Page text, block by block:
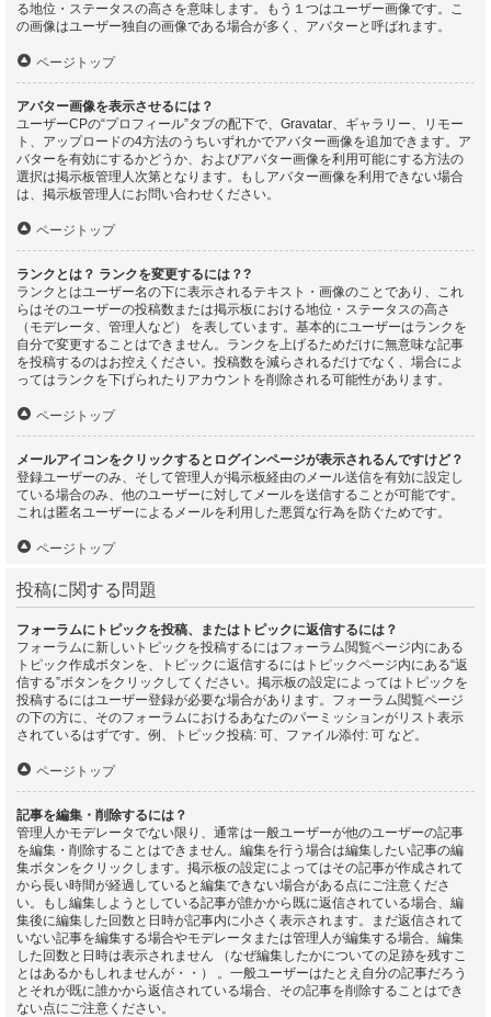
る地位・ステータスの高さを意味します。もう１つはユーザー画像です。こ
の画像はユーザー独自の画像である場合が多く、アバターと呼ばれます。
ページトップ
アバター画像を表示させるには？
ユーザーCPの“プロフィール”タブの配下で、Gravatar、ギャラリー、リモー
ト、アップロードの4方法のうちいずれかでアバター画像を追加できます。ア
バターを有効にするかどうか、およびアバター画像を利用可能にする方法の
選択は掲示板管理人次第となります。もしアバター画像を利用できない場合
は、掲示板管理人にお問い合わせください。
ページトップ
ランクとは？ ランクを変更するには？?
ランクとはユーザー名の下に表示されるテキスト・画像のことであり、これ
らはそのユーザーの投稿数または掲示板における地位・ステータスの高さ
（モデレータ、管理人など） を表しています。基本的にユーザーはランクを
自分で変更することはできません。ランクを上げるためだけに無意味な記事
を投稿するのはお控えください。投稿数を減らされるだけでなく、場合によ
ってはランクを下げられたりアカウントを削除される可能性があります。
ページトップ
メールアイコンをクリックするとログインページが表示されるんですけど？
登録ユーザーのみ、そして管理人が掲示板経由のメール送信を有効に設定し
ている場合のみ、他のユーザーに対してメールを送信することが可能です。
これは匿名ユーザーによるメールを利用した悪質な行為を防ぐためです。
ページトップ
投稿に関する問題
フォーラムにトピックを投稿、またはトピックに返信するには？
フォーラムに新しいトピックを投稿するにはフォーラム閲覧ページ内にある
トピック作成ボタンを、トピックに返信するにはトピックページ内にある“返
信する”ボタンをクリックしてください。掲示板の設定によってはトピックを
投稿するにはユーザー登録が必要な場合があります。フォーラム閲覧ページ
の下の方に、そのフォーラムにおけるあなたのパーミッションがリスト表示
されているはずです。例、トピック投稿: 可、ファイル添付: 可 など。
ページトップ
記事を編集・削除するには？
管理人かモデレータでない限り、通常は一般ユーザーが他のユーザーの記事
を編集・削除することはできません。編集を行う場合は編集したい記事の編
集ボタンをクリックします。掲示板の設定によってはその記事が作成されて
から長い時間が経過していると編集できない場合がある点にご注意くださ
い。もし編集しようとしている記事が誰かから既に返信されている場合、編
集後に編集した回数と日時が記事内に小さく表示されます。まだ返信されて
いない記事を編集する場合やモデレータまたは管理人が編集する場合、編集
した回数と日時は表示されません （なぜ編集したかについての足跡を残すこ
とはあるかもしれませんが・・） 。一般ユーザーはたとえ自分の記事だろう
とそれが既に誰かから返信されている場合、その記事を削除することはでき
ない点にご注意ください。